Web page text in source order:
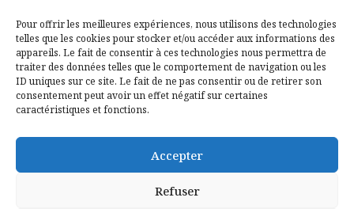
Pour offrir les meilleures expériences, nous utilisons des technologies
telles que les cookies pour stocker et/ou accéder aux informations des
appareils. Le fait de consentir à ces technologies nous permettra de
traiter des données telles que le comportement de navigation ou les
ID uniques sur ce site. Le fait de ne pas consentir ou de retirer son
consentement peut avoir un effet négatif sur certaines
caractéristiques et fonctions.
Accepter
Refuser
Mentions légales
Politique de confidentialité